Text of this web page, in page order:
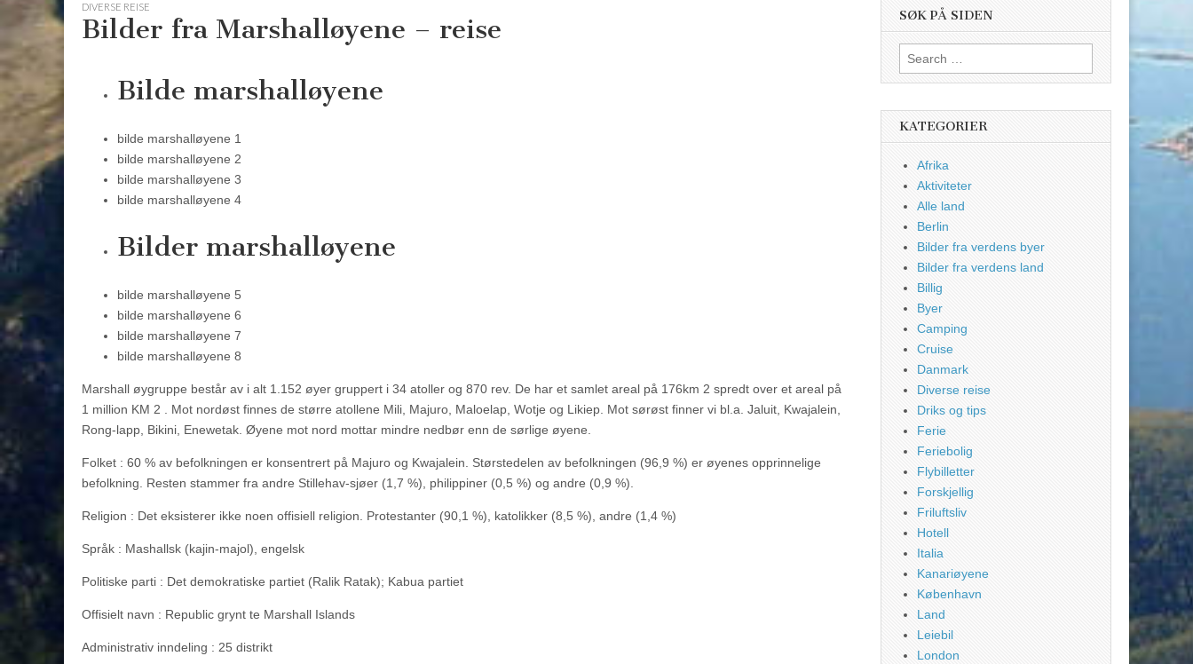
DIVERSE REISE
Bilder fra Marshalløyene – reise
Bilde marshalløyene
bilde marshalløyene 1
bilde marshalløyene 2
bilde marshalløyene 3
bilde marshalløyene 4
Bilder marshalløyene
bilde marshalløyene 5
bilde marshalløyene 6
bilde marshalløyene 7
bilde marshalløyene 8
Marshall øygruppe består av i alt 1.152 øyer gruppert i 34 atoller og 870 rev. De har et samlet areal på 176km 2 spredt over et areal på
1 million KM 2 . Mot nordøst finnes de større atollene Mili, Majuro, Maloelap, Wotje og Likiep. Mot sørøst finner vi bl.a. Jaluit, Kwajalein,
Rong-lapp, Bikini, Enewetak. Øyene mot nord mottar mindre nedbør enn de sørlige øyene.
Folket : 60 % av befolkningen er konsentrert på Majuro og Kwajalein. Størstedelen av befolkningen (96,9 %) er øyenes opprinnelige
befolkning. Resten stammer fra andre Stillehav-sjøer (1,7 %), philippiner (0,5 %) og andre (0,9 %).
Religion : Det eksisterer ikke noen offisiell religion. Protestanter (90,1 %), katolikker (8,5 %), andre (1,4 %)
Språk : Mashallsk (kajin-majol), engelsk
Politiske parti : Det demokratiske partiet (Ralik Ratak); Kabua partiet
Offisielt navn : Republic grynt te Marshall Islands
Administrativ inndeling : 25 distrikt
SØK PÅ SIDEN
Search
for:
KATEGORIER
Afrika
Aktiviteter
Alle land
Berlin
Bilder fra verdens byer
Bilder fra verdens land
Billig
Byer
Camping
Cruise
Danmark
Diverse reise
Driks og tips
Ferie
Feriebolig
Flybilletter
Forskjellig
Friluftsliv
Hotell
Italia
Kanariøyene
København
Land
Leiebil
London